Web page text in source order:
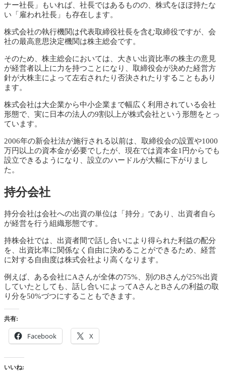
ナー社長」もいれば、社長ではあるものの、株式をほぼ持たな
い「雇われ社長」も存在します。
株式会社の執行機関は代表取締役社長を含む取締役ですが、会
社の最高意思決定機関は株主総会です。
そのため、株主総会においては、大きい出資比率の株主の意見
が経営者以上に力を持つことになり、取締役会が決めた経営方
針が大株主によって左右されたり否決されたりすることもあり
ます。
株式会社は大企業から中小企業まで幅広く利用されている会社
形態で、実に日本の法人の9割以上が株式会社という形態をとっ
ています。
2006年の新会社法が施行される以前は、取締役会の設置や1000
万円以上の資本金が必要でしたが、現在では資本金1円からでも
設立できるようになり、設立のハードルが大幅に下がりまし
た。
持分会社
持分会社は会社への出資の単位は「持分」であり、出資者自ら
が経営を行う組織形態です。
持株会社では、出資者間で話し合いにより得られた利益の配分
を、出資比率に関係なく自由に決めることができるため、経営
に対する自由度は株式会社より高くなります。
例えば、ある会社にAさんが全体の75%、別のBさんが25%出資
していたとしても、話し合いによってAさんとBさんの利益の取
り分を50%づつにすることもできます。
共有:
Facebook X
いいね: